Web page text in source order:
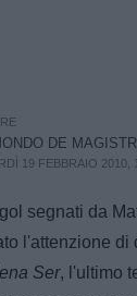
DE
19 FEBBRAIO 2010,
gol segnati da
l'attenzione
Ser, l'ultimo